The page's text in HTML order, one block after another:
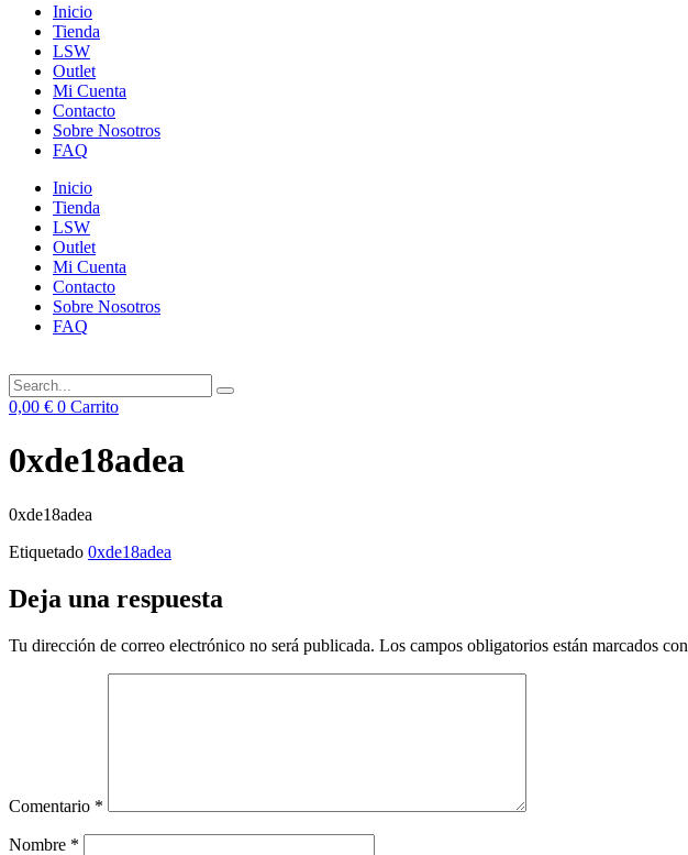
Inicio
Tienda
LSW
Outlet
Mi Cuenta
Contacto
Sobre Nosotros
FAQ
Inicio
Tienda
LSW
Outlet
Mi Cuenta
Contacto
Sobre Nosotros
FAQ
0,00 € 0 Carrito
0xde18adea
0xde18adea
Etiquetado 0xde18adea
Deja una respuesta
Tu dirección de correo electrónico no será publicada. Los campos obligatorios están marcados con
Comentario *
Nombre *